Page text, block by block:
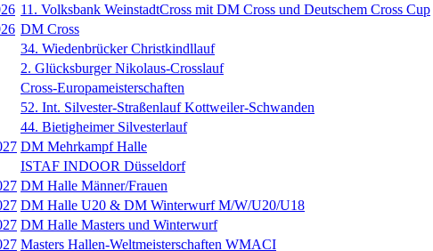
11. Volksbank WeinstadtCross mit DM Cross und Deutschem Cross Cup
DM Cross
34. Wiedenbrücker Christkindllauf
2. Glücksburger Nikolaus-Crosslauf
Cross-Europameisterschaften
52. Int. Silvester-Straßenlauf Kottweiler-Schwanden
44. Bietigheimer Silvesterlauf
DM Mehrkampf Halle
ISTAF INDOOR Düsseldorf
DM Halle Männer/Frauen
DM Halle U20 & DM Winterwurf M/W/U20/U18
DM Halle Masters und Winterwurf
Masters Hallen-Weltmeisterschaften WMACI